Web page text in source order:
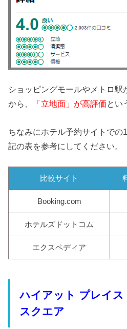
ショッピングモールやメトロ駅
から、
「立地面」が高評価とい
ちなみにホテル予約サイトでの
記の表を参考にしてください。
比較サイト
Booking.com
ホテルズドットコム
エクスペディア
ハイアット プレイ
スクエア